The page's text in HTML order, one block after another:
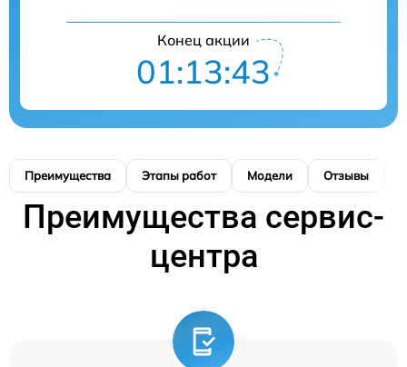
Конец акции
01:13:43
Преимущества Этапы работ Модели Отзывы
Преимущества сервис-
центра